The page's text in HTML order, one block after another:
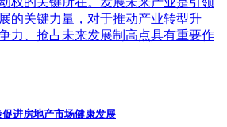
的关键力量，对于推动产业转型升
力、抢占未来发展制高点具有重要作
进房地产市场健康发展